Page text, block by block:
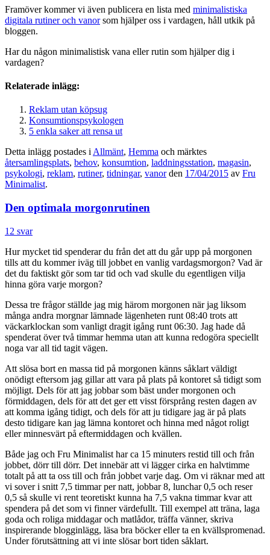
Framöver kommer vi även publicera en lista med minimalistiska
digitala rutiner och vanorsom hjälper oss i vardagen, håll utkik på
bloggen.
Har du någon minimalistisk vana eller rutin som hjälper dig i
vardagen?
Relaterade inlägg:
Reklam utan köpsug
Konsumtionspsykologen
5 enkla saker att rensa ut
Detta inlägg postades iAllmänt, Hemma och märktes
återsamlingsplats, behov, konsumtion, laddningsstation, magasin,
psykologi, reklam, rutiner, tidningar, vanorden 17/04/2015 av Fru
Minimalist.
Den optimala morgonrutinen
12 svar
Hur mycket tid spenderar du från det att du går upp på morgonen
tills att du kommer iväg till jobbet en vanlig vardagsmorgon? Vad är
det du faktiskt gör som tar tid och vad skulle du egentligen vilja
hinna göra varje morgon?
Dessa tre frågor ställde jag mig härom morgonen när jag liksom
många andra morgnar lämnade lägenheten runt 08:40 trots att
väckarklockan som vanligt dragit igång runt 06:30. Jag hade då
spenderat över två timmar hemma utan att kunna redogöra speciellt
noga var all tid tagit vägen.
Att slösa bort en massa tid på morgonen känns såklart väldigt
onödigt eftersom jag gillar att vara på plats på kontoret så tidigt som
möjligt. Dels för att jag jobbar som bäst under morgonen och
förmiddagen, dels för att det ger ett visst försprång resten dagen av
att komma igång tidigt, och dels för att ju tidigare jag är på plats
desto tidigare kan jag lämna kontoret och hinna med något roligt
eller minnesvärt på eftermiddagen och kvällen.
Både jag och Fru Minimalist har ca 15 minuters restid till och från
jobbet, dörr till dörr. Det innebär att vi lägger cirka en halvtimme
totalt på att ta oss till och från jobbet varje dag. Om vi räknar med att
vi sover i snitt 7,5 timmar per natt, jobbar 8, lunchar 0,5 och reser
0,5 så skulle vi rent teoretiskt kunna ha 7,5 vakna timmar kvar att
spendera på det som vi finner värdefullt. Till exempel att träna, laga
goda och roliga middagar och matlådor, träffa vänner, skriva
inspirerande blogginlägg, läsa bra böcker eller ta en kvällspromenad.
Under förutsättning att vi inte slösar bort tiden såklart.